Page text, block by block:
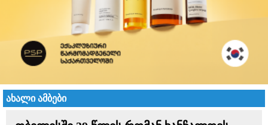
ახალი ამბები